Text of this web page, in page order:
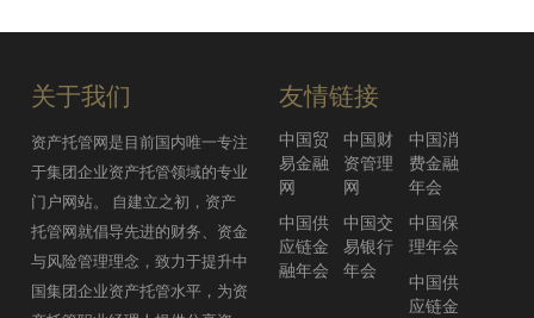
一线券商先后申报
香港资产管理规模超18万亿 内地军
团高速增长
2017年07月25日
工行资产托管规模五年翻两番 实现十
万亿级跨越
2017年07月25日
债券资管产品估值的套路（成本法）
2017年09月12日
交行重庆市分行加大托管业务发展
关于我们
资产托管网是目前国内唯一专注
于集团企业资产托管领域的专业
门户网站。 自建立之初，资产
托管网就倡导先进的财务、资金
与风险管理理念，致力于提升中
国集团企业资产托管水平，为资
友情链接
中国贸
易金融
网
中国财
资管理
网
中国消
费金融
年会
中国供
应链金
融年会
中国交
易银行
年会
中国保
理年会
中国供
应链金